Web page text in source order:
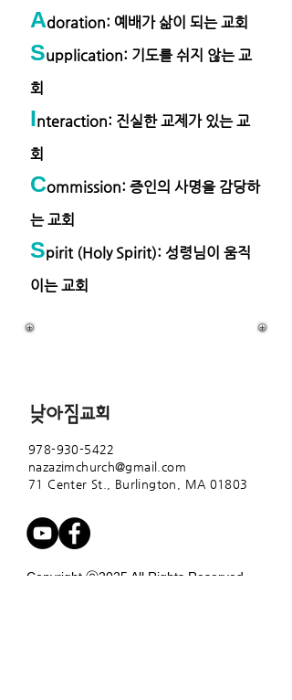
Adoration: 예배가 삶이 되는 교회
Supplication: 기도를 쉬지 않는 교
회
Interaction: 진실한 교제가 있는 교
회
Commission: 증인의 사명을 감당하
는 교회
Spirit (Holy Spirit): 성령님이 움직
이는 교회
978-930-5422
nazazimchurch@gmail.com
71 Center St., Burlington, MA 01803
Copyright ⓒ2025 All Rights Reserved.